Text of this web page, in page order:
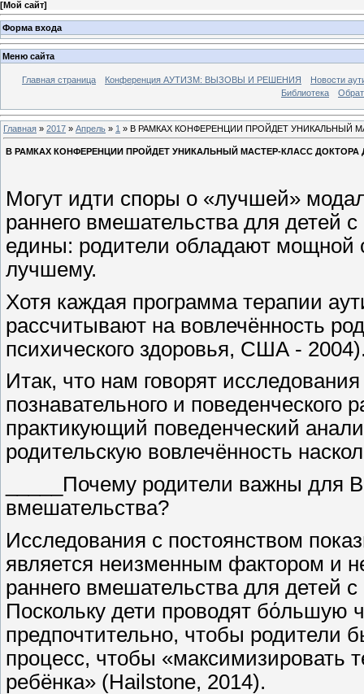
[Мой сайт]
Форма входа
Меню сайта
Главная страница Конференция АУТИЗМ: ВЫЗОВЫ И РЕШЕНИЯ
Новости
Библиотека
Главная » 2017 » Апрель » 1 » В РАМКАХ КОНФЕРЕНЦИИ ПРОЙДЕТ УНИКАЛЬНЫЙ
В РАМКАХ КОНФЕРЕНЦИИ ПРОЙДЕТ УНИКАЛЬНЫЙ МАСТЕР-КЛАСС ДОКТОРА
Могут идти споры о «лучшей»
раннего вмешательства для детей
едины: родители обладают мощной
лучшему.
Хотя каждая программа терапии
рассчитывают на вовлечённость
психического здоровья, США -
Итак, что нам говорят
познавательного и
практикующий поведенческий
родительскую вовлечённость
_____Почему родители важны для
вмешательства?
Исследования с постоянством
является неизменным фактором и
раннего вмешательства для детей
Поскольку дети проводят бόльшую
предпочтительно, чтобы родители
процесс, чтобы «максимизировать
ребёнка» (Hailstone, 2014).